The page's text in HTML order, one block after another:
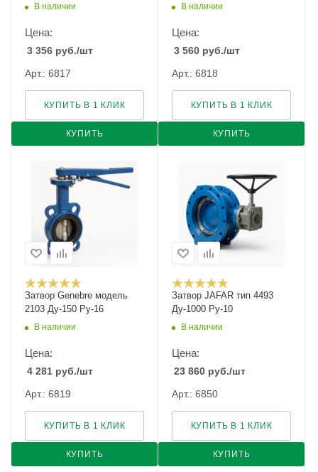
В наличии
Цена:
3 356 руб./шт
Арт.: 6817
КУПИТЬ
КУПИТЬ В 1 КЛИК
В наличии
Цена:
3 560 руб./шт
Арт.: 6818
КУПИТЬ
КУПИТЬ В 1 КЛИК
Затвор Genebre модель
2103 Ду-150 Ру-16
В наличии
Цена:
4 281 руб./шт
Арт.: 6819
КУПИТЬ
КУПИТЬ В 1 КЛИК
Затвор JAFAR тип 4493
Ду-1000 Ру-10
В наличии
Цена:
23 860 руб./шт
Арт.: 6850
КУПИТЬ
КУПИТЬ В 1 КЛИК